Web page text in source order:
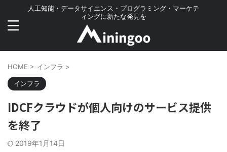
人工知能・データサイエンス・プログラミング・マーケテ
ィングに新たな発見を
HOME > インフラ >
インフラ
IDCFクラウドが個人向けのサービス提供
を終了
2019年1月14日